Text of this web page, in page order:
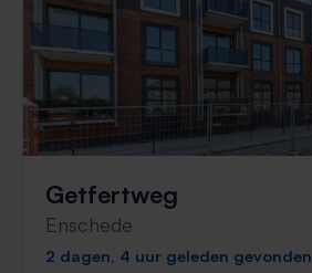
Getfertweg
Enschede
2 dagen, 4 uur geleden gevonden